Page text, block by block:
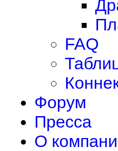
FAQ
Форум
Пресса
О